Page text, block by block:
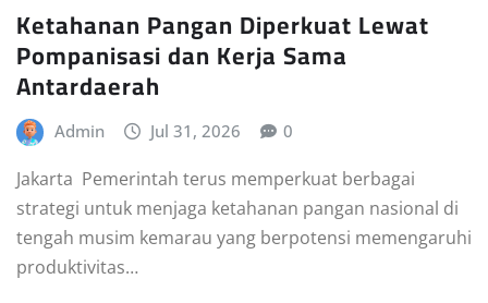
Ketahanan Pangan Diperkuat Lewat
Pompanisasi dan Kerja Sama
Antardaerah
Admin Jul 31, 2026 0
Jakarta  Pemerintah terus memperkuat berbagai
strategi untuk menjaga ketahanan pangan nasional di
tengah musim kemarau yang berpotensi memengaruhi
produktivitas…